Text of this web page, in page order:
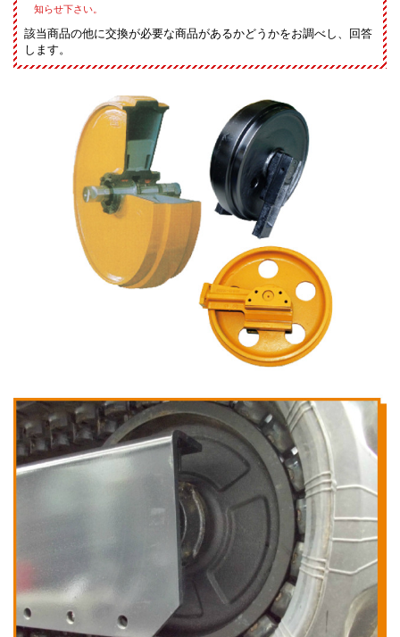
知らせ下さい。
該当商品の他に交換が必要な商品があるかどうかをお調べし、回答
します。